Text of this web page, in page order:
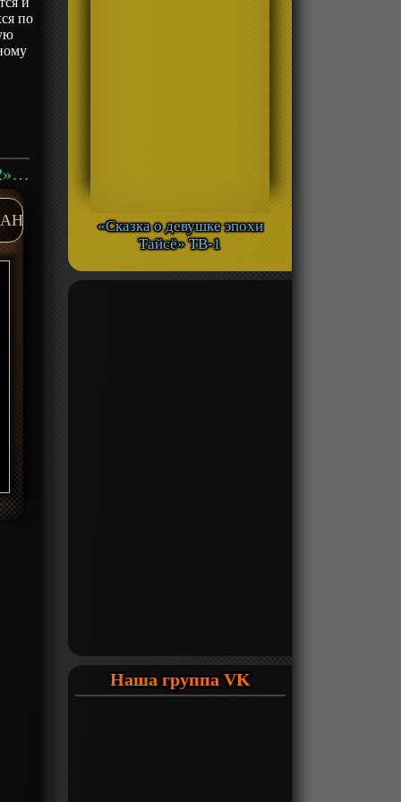
по
Аниме «Лунное путешествие приведёт к новому миру 2» ТВ-2 смотреть онлайн
AH
«Сказка о девушке эпохи
Тайсё» ТВ-1
Наша группа VK